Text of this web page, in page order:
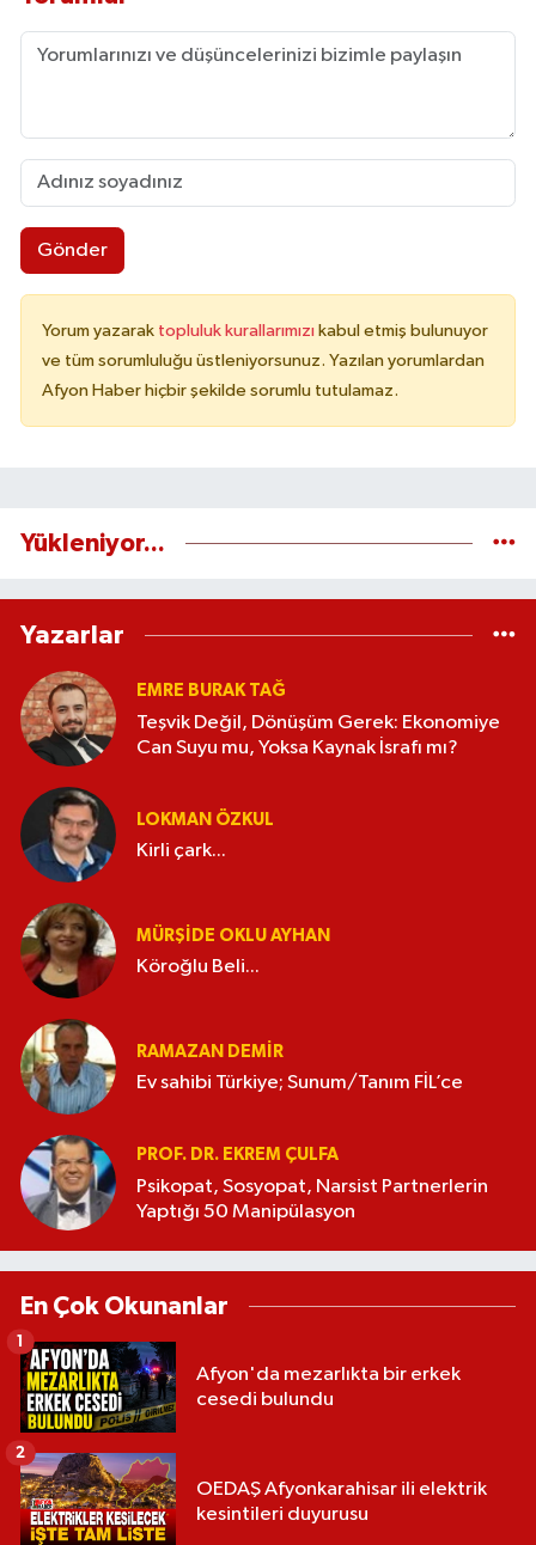
Gönder
Yorum yazarak topluluk kurallarımızı kabul etmiş bulunuyor
ve tüm sorumluluğu üstleniyorsunuz. Yazılan yorumlardan
Afyon Haber hiçbir şekilde sorumlu tutulamaz.
Yükleniyor...
Yazarlar
EMRE BURAK TAĞ
Teşvik Değil, Dönüşüm Gerek: Ekonomiye
Can Suyu mu, Yoksa Kaynak İsrafı mı?
LOKMAN ÖZKUL
Kirli çark...
MÜRŞIDE OKLU AYHAN
Köroğlu Beli...
RAMAZAN DEMİR
Ev sahibi Türkiye; Sunum/Tanım FİL’ce
PROF. DR. EKREM ÇULFA
Psikopat, Sosyopat, Narsist Partnerlerin
Yaptığı 50 Manipülasyon
En Çok Okunanlar
Afyon'da mezarlıkta bir erkek
cesedi bulundu
1
OEDAŞ Afyonkarahisar ili elektrik
kesintileri duyurusu
2